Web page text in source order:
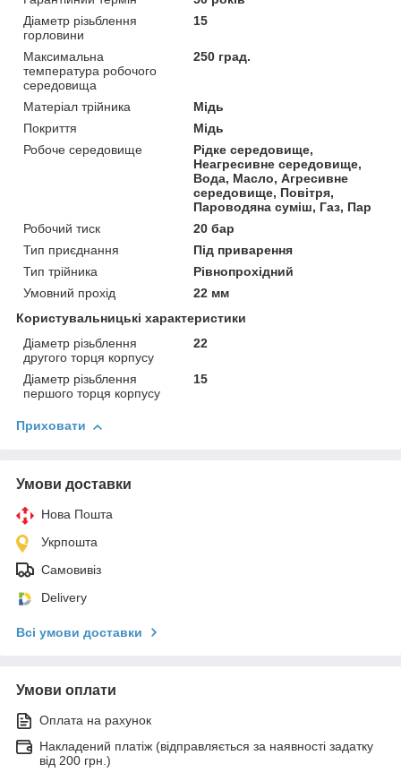
Діаметр різьблення
горловини
15
Максимальна
температура робочого
середовища
250 град.
Матеріал трійника
Мідь
Покриття
Мідь
Робоче середовище
Рідке середовище,
Неагресивне середовище,
Вода, Масло, Агресивне
середовище, Повітря,
Пароводяна суміш, Газ, Пар
Робочий тиск
20 бар
Тип приєднання
Під приварення
Тип трійника
Рівнопрохідний
Умовний прохід
22 мм
Користувальницькі характеристики
Діаметр різьблення
другого торця корпусу
22
Діаметр різьблення
першого торця корпусу
15
Приховати
Умови доставки
Нова Пошта
Укрпошта
Самовивіз
Delivery
Всі умови доставки
Умови оплати
Оплата на рахунок
Накладений платіж (відправляється за наявності задатку
від 200 грн.)